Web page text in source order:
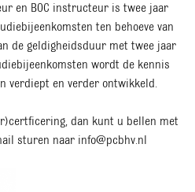
en BOC instructeur is twee jaar
ten behoeve van
de geldigheidsduur met twee jaar
wordt de kennis
verdiept en verder ontwikkeld.
dan kunt u bellen met
sturen naar info@pcbhv.nl